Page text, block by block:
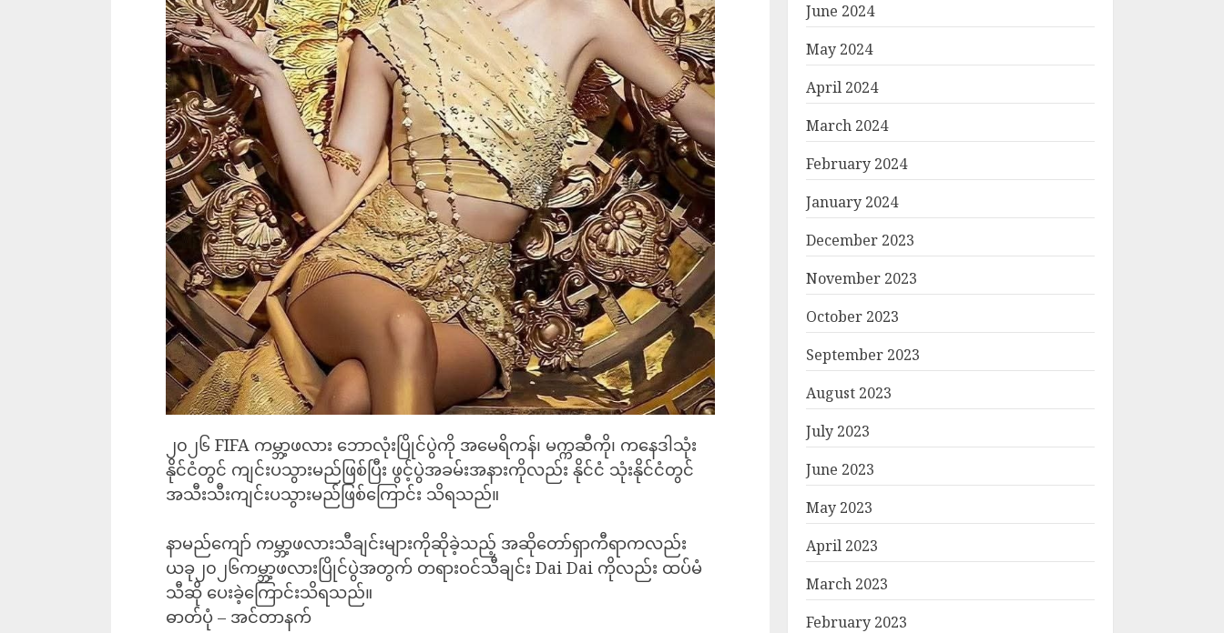
၂၀၂၆ FIFA ကမ္ဘာ့ဖလား ဘောလုံးပြိုင်ပွဲကို အမေရိကန်၊ မက္ကဆီကို၊ ကနေဒါသုံး
နိုင်ငံတွင် ကျင်းပသွားမည်ဖြစ်ပြီး ဖွင့်ပွဲအခမ်းအနားကိုလည်း နိုင်ငံ သုံးနိုင်ငံတွင်
အသီးသီးကျင်းပသွားမည်ဖြစ်ကြောင်း သိရသည်။
နာမည်ကျော် ကမ္ဘာ့ဖလားသီချင်းများကိုဆိုခဲ့သည့် အဆိုတော်ရှာကီရာကလည်း
ယခု၂၀၂၆ကမ္ဘာ့ဖလားပြိုင်ပွဲအတွက် တရားဝင်သီချင်း Dai Dai ကိုလည်း ထပ်မံ
သီဆို ပေးခဲ့ကြောင်းသိရသည်။
ဓာတ်ပုံ – အင်တာနက်
June 2024
May 2024
April 2024
March 2024
February 2024
January 2024
December 2023
November 2023
October 2023
September 2023
August 2023
July 2023
June 2023
May 2023
April 2023
March 2023
February 2023